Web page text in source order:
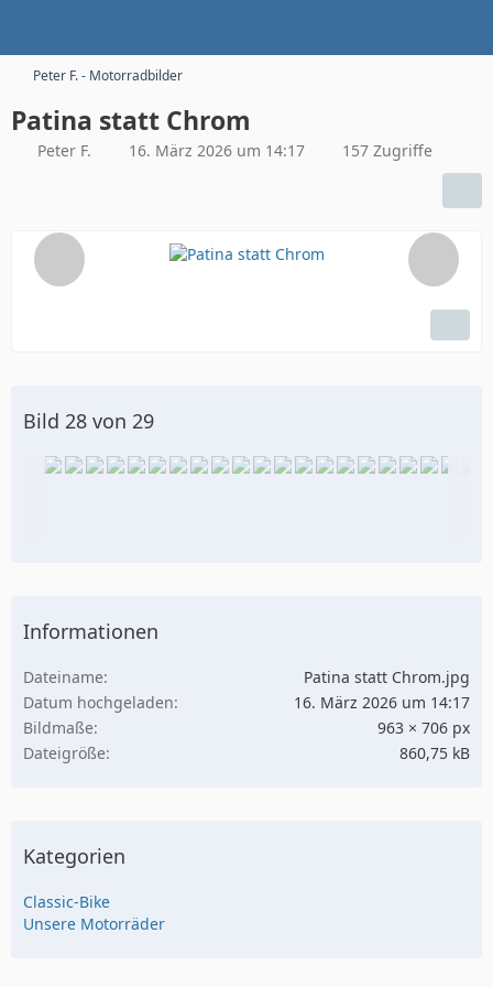
Peter F. - Motorradbilder
Patina statt Chrom
Peter F. 16. März 2026 um 14:17 157 Zugriffe
Bild 28 von 29
Informationen
Dateiname
Patina statt Chrom.jpg
Datum hochgeladen
16. März 2026 um 14:17
Bildmaße
963 × 706 px
Dateigröße
860,75 kB
Kategorien
Classic-Bike
Unsere Motorräder